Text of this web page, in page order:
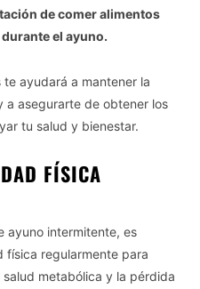
de comer alimentos
el ayuno.
ayudará a mantener la
a asegurarte de obtener los
tu salud y bienestar.
FÍSICA
ayuno intermitente, es
física regularmente para
metabólica y la pérdida